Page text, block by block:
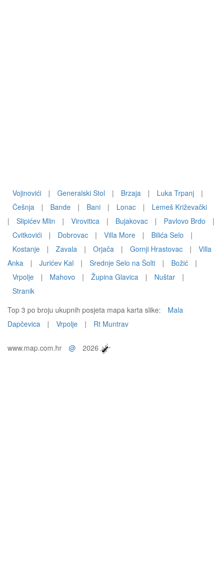
Vojinovići | Generalski Stol | Brzaja | Luka Trpanj
|
Češnja
| Bande | Bani | Lonac |
Lemeš Križevački
|
Slipićev Mlin | Virovitica | Bujakovac | Pavlovo Brdo
|
Cvitkovići
| Dobrovac | Villa More | Bilića Selo
|
Kostanje
| Zavala | Orjača | Gornji Hrastovac |
Villa
Anka
| Jurićev Kal | Srednje Selo na Šolti | Božić
|
Vrpolje
| Mahovo | Župina Glavica | Nuštar
|
Stranik
Top 3 po broju ukupnih posjeta mapa karta slike:
Mala
Dapčevica
| Vrpolje | Rt Muntrav
www.map.com.hr @ 2026